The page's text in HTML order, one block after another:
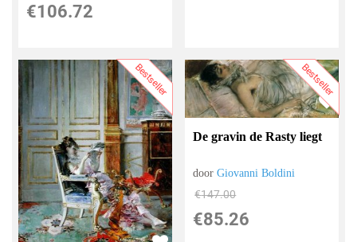
€106.72
Bestseller Bestseller
De gravin de Rasty liegt
doorGiovanni Boldini
€147.00
€85.26